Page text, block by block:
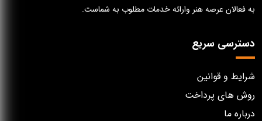
به فعالان عرصه هنر وارائه خدمات مطلوب به شماست.
دسترسی سریع
شرایط و قوانین
روش های پرداخت
درباره ما